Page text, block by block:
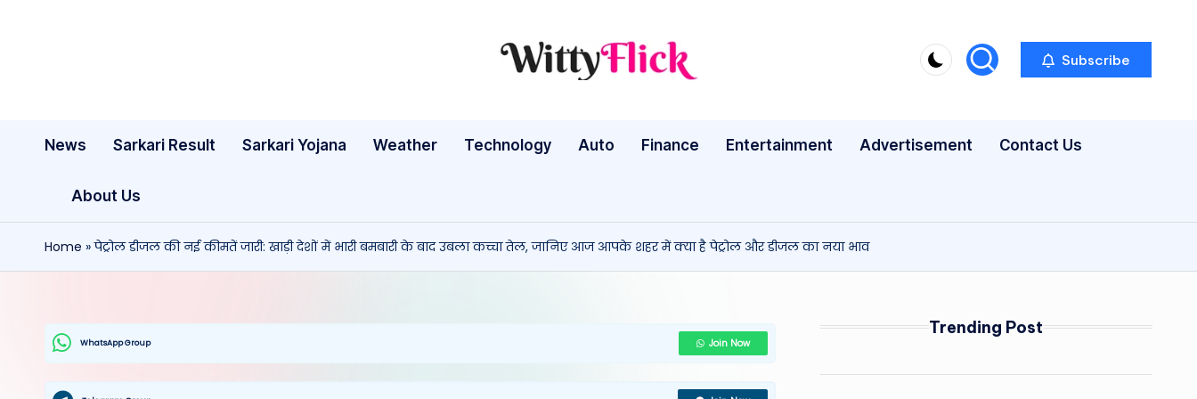
W
ty
ic
k:
WittyFlick:
Tech
Around
Subscribe
News Sarkari Result Sarkari Yojana Weather Technology Auto Finance Entertainment Advertisement Contact Us
About Us
Home »पेट्रोल डीजल की नई कीमतें जारी: खाड़ी देशों में भारी बमबारी के बाद उबला कच्चा तेल, जानिए आज आपके शहर में क्या है पेट्रोल और डीजल का नया भाव
WhatsApp Group Join Now
Trending Post